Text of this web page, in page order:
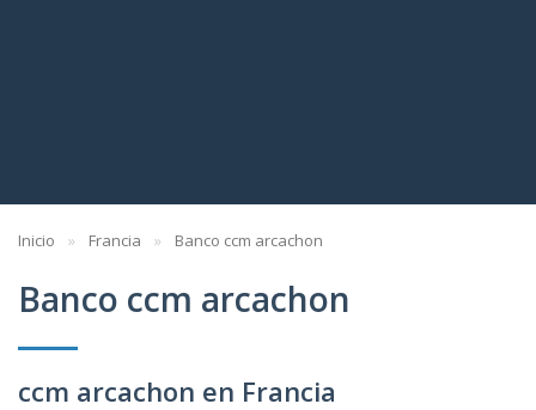
Inicio Francia Banco ccm arcachon
Banco ccm arcachon
ccm arcachon en Francia